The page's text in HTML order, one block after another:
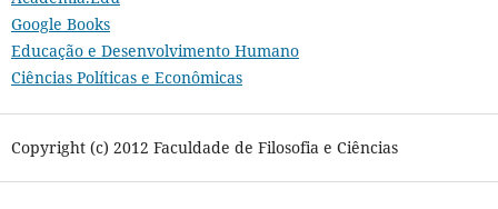
Google Books
Educação e Desenvolvimento Humano
Ciências Políticas e Econômicas
Copyright (c) 2012 Faculdade de Filosofia e Ciências